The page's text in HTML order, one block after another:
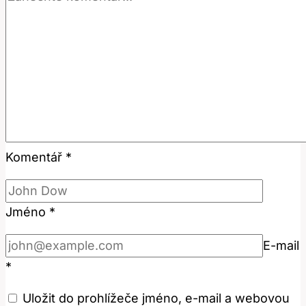
Komentář *
Jméno *
E-mail
*
Uložit do prohlížeče jméno, e-mail a webovou